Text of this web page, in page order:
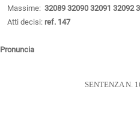
Massime: 32089 32090 32091 32092
Atti decisi: ref. 147
Pronuncia
SENTENZA N.